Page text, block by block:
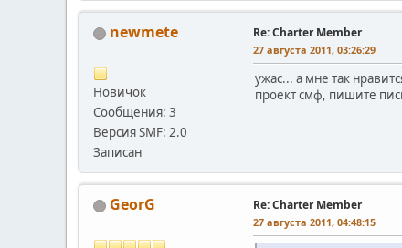
newmete
Новичок
Сообщения: 3
Версия SMF: 2.0
Записан
Re: Charter Member
27 августа 2011, 03:26:29
ужас... а мне так
проект смф, пишите
GeorG Re: Charter Member
27 августа 2011, 04:48:15